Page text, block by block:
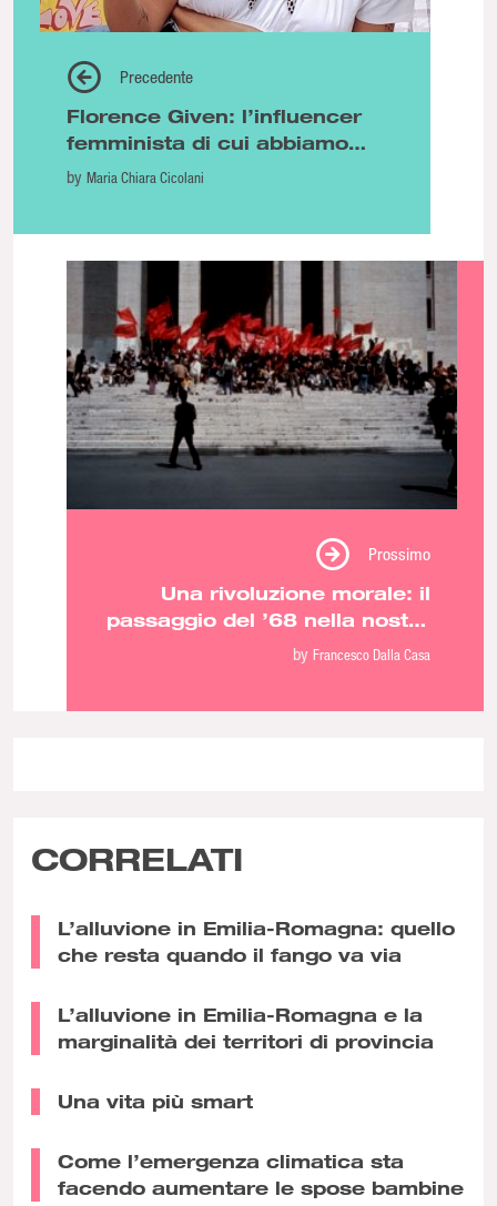
Precedente
Florence Given: l’influencer
femminista di cui abbiamo
bisogno
by Maria Chiara Cicolani
Prossimo
Una rivoluzione morale: il
passaggio del ’68 nella nostra
società
by Francesco Dalla Casa
CORRELATI
L’alluvione in Emilia-Romagna: quello
che resta quando il fango va via
L’alluvione in Emilia-Romagna e la
marginalità dei territori di provincia
Una vita più smart
Come l’emergenza climatica sta
facendo aumentare le spose bambine